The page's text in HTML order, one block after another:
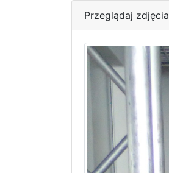
Przeglądaj zdjęcia